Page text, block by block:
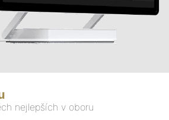
nejlepších v oboru